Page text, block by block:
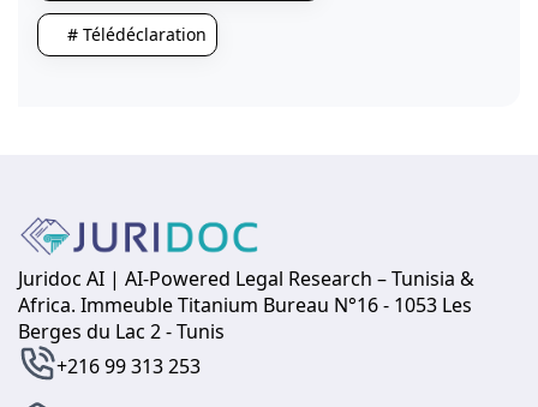
# Télédéclaration
Juridoc AI | AI-Powered Legal Research – Tunisia &
Africa. Immeuble Titanium Bureau N°16 - 1053 Les
Berges du Lac 2 - Tunis
+216 99 313 253